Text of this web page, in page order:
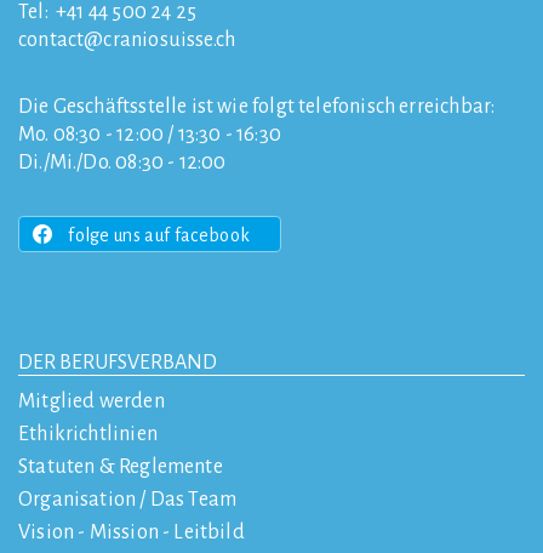
Tel: +41 44 500 24 25
contact
craniosuisse.ch
Die Geschäftsstelle ist wie folgt telefonisch erreichbar:
Mo. 08:30 - 12:00 / 13:30 - 16:30
Di./Mi./Do. 08:30 - 12:00
folge uns auf facebook
DER BERUFSVERBAND
Mitglied werden
Ethikrichtlinien
Statuten & Reglemente
Organisation / Das Team
Vision - Mission - Leitbild